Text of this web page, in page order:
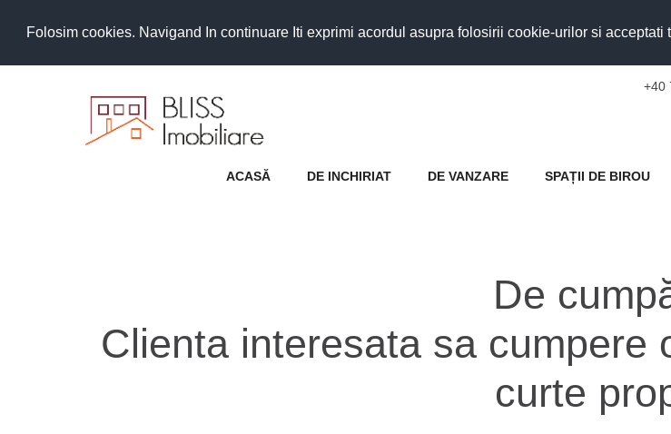
Folosim cookies. Navigand In continuare Iti exprimi acordul asupra folosirii cookie-urilor si acceptati
+40
ACASĂ DE INCHIRIAT DE VANZARE SPAȚII DE BIROU
De
Clienta interesata sa cumpere
curte